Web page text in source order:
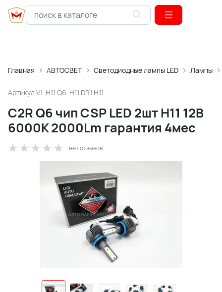
Главная АВТОСВЕТ Светодиодные лампы LED Лампы
Артикул V1-H11 Q6-H11 DR1 H11
C2R Q6 чип CSP LED 2шт H11 12В
6000К 2000Lm гарантия 4мес
нет отзывов